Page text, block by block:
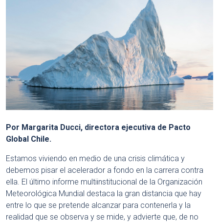
Por Margarita Ducci, directora ejecutiva de Pacto
Global Chile.
Estamos viviendo en medio de una crisis climática y
debemos pisar el acelerador a fondo en la carrera contra
ella. El último informe multiinstitucional de la Organización
Meteorológica Mundial destaca la gran distancia que hay
entre lo que se pretende alcanzar para contenerla y la
realidad que se observa y se mide, y advierte que, de no